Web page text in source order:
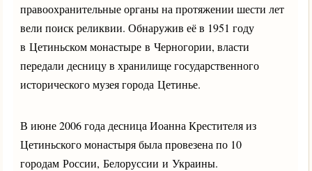
правоохранительные органы на протяжении шести лет
вели поиск реликвии. Обнаружив её в 1951 году
в Цетиньском монастыре в Черногории, власти
передали десницу в хранилище государственного
исторического музея города Цетинье.
В июне 2006 года десница Иоанна Крестителя из
Цетиньского монастыря была провезена по 10
городам России, Белоруссии и Украины.